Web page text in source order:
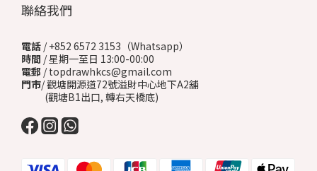
聯絡我們
電話 / +852 6572 3153（Whatsapp）
時間 / 星期一至日 13:00-00:00
電郵 / topdrawhkcs@gmail.com
門市/ 觀塘開源道72號溢財中心地下A2舖
(觀塘B1出口, 轉右天橋底)